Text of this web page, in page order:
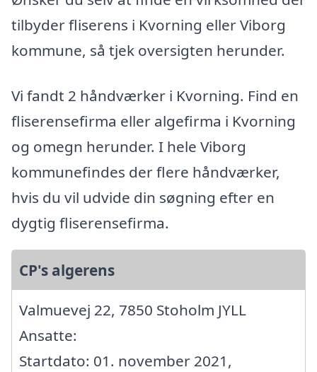
tilbyder fliserens i Kvorning eller Viborg
kommune, så tjek oversigten herunder.
Vi fandt 2 håndværker i Kvorning. Find en
fliserensefirma eller algefirma i Kvorning
og omegn herunder. I hele Viborg
kommunefindes der flere håndværker,
hvis du vil udvide din søgning efter en
dygtig fliserensefirma.
CP's algerens
Valmuevej 22, 7850 Stoholm JYLL
Ansatte:
Startdato: 01. november 2021,